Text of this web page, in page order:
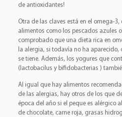
de antioxidantes!
Otra de las claves está en el omega-3,
alimentos como los pescados azules
comprobado que una dieta rica en
la alergia, si todavía no ha aparecido,
se tiene. Además, los yogures que
(lactobacilus y bifidobacterias )
Al igual que hay alimentos
de las alergias, hay otros de los que
época del año si el peque es alérgico
de chocolate, carne roja, grasas